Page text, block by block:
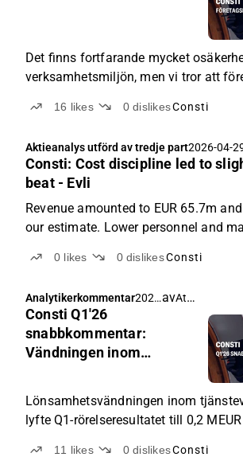
Det finns fortfarande mycket
verksamhetsmiljön, men vi tror att
tjänsteverksamheten kommer att
16 likes 0dislikesConsti
Aktieanalys utförd av tredje part2026-04-
Consti: Cost discipline led to
beat - Evli
Revenue amounted to EUR 65.7m
our estimate. Lower personnel and
our estimate of EUR 0.0m.
0 likes 0 dislikesConsti
Analytikerkommentar2026
29
8
av Atte Jortikka
Consti Q1'26
snabbkommentar:
Vändningen inom
förväntningarna
Lönsamhetsvändningen inom
lyfte Q1-rörelseresultatet till 0,2
11 likes 0dislikesConsti